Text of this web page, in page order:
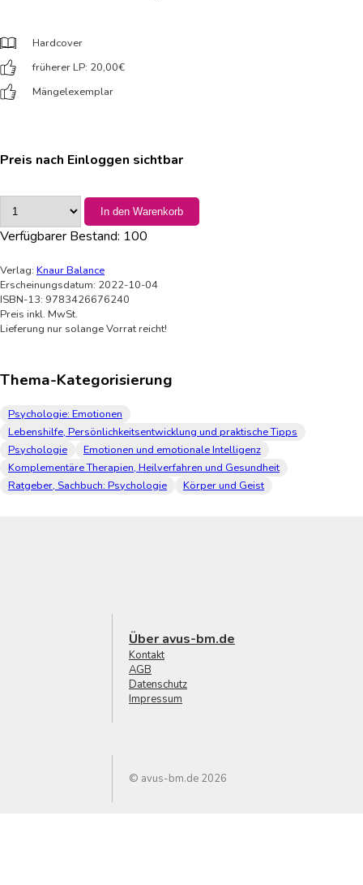
Hardcover
früherer LP: 20,00€
Mängelexemplar
Preis nach Einloggen sichtbar
In den Warenkorb
Verfügbarer Bestand: 100
Verlag: Knaur Balance
Erscheinungsdatum: 2022-10-04
ISBN-13: 9783426676240
Preis inkl. MwSt.
Lieferung nur solange Vorrat reicht!
Thema-Kategorisierung
Psychologie: Emotionen
Lebenshilfe, Persönlichkeitsentwicklung und praktische Tipps
Psychologie
Emotionen und emotionale Intelligenz
Komplementäre Therapien, Heilverfahren und Gesundheit
Ratgeber, Sachbuch: Psychologie
Körper und Geist
Über avus-bm.de
Kontakt
AGB
Datenschutz
Impressum
© avus-bm.de 2026